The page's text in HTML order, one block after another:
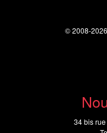
34 bis
© 2008-